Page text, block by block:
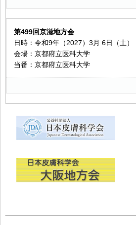
第499回京滋地方会
日時：令和9年（2027）3月 6日（土）
会場：京都府立医科大学
当番：京都府立医科大学